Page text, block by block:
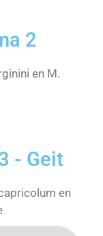
2
en M.
- Geit
en